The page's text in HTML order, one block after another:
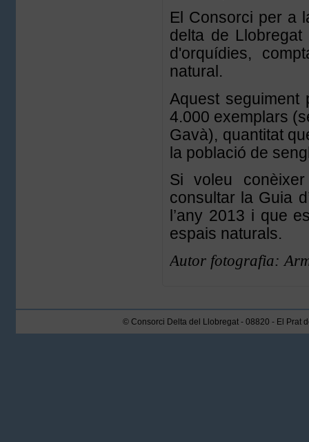
El Consorci per a
delta de
d'orquídies,
natural.
Aquest seguiment
4.000 exemplars
Gavà), quantitat
la població de
Si voleu
consultar la Guia
l’any 2013 i que
espais naturals.
Autor fotografia:
© Consorci Delta del Llobregat - 08820 - El Prat